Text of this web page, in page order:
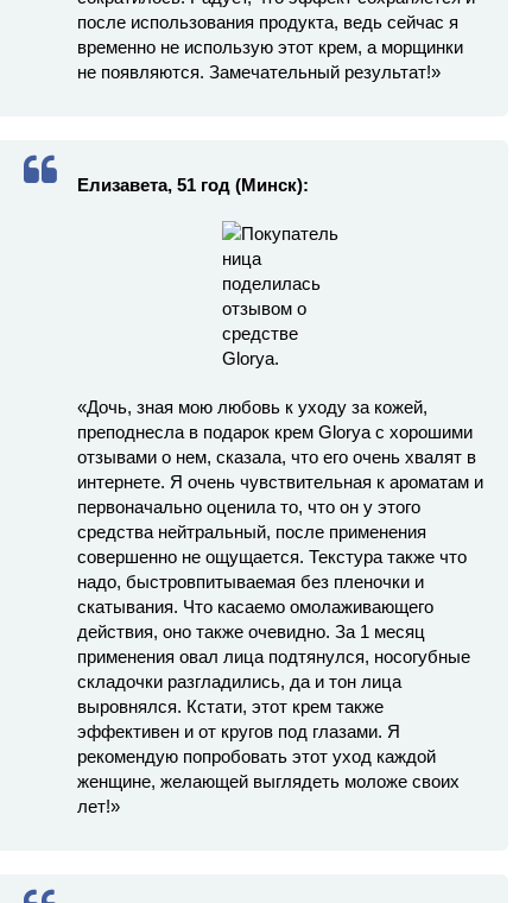
после использования продукта, ведь сейчас я
временно не использую этот крем, а морщинки
не появляются. Замечательный результат!»
Елизавета, 51 год (Минск):
«Дочь, зная мою любовь к уходу за кожей,
преподнесла в подарок крем Glorya с хорошими
отзывами о нем, сказала, что его очень хвалят в
интернете. Я очень чувствительная к ароматам и
первоначально оценила то, что он у этого
средства нейтральный, после применения
совершенно не ощущается. Текстура также что
надо, быстровпитываемая без пленочки и
скатывания. Что касаемо омолаживающего
действия, оно также очевидно. За 1 месяц
применения овал лица подтянулся, носогубные
складочки разгладились, да и тон лица
выровнялся. Кстати, этот крем также
эффективен и от кругов под глазами. Я
рекомендую попробовать этот уход каждой
женщине, желающей выглядеть моложе своих
лет!»